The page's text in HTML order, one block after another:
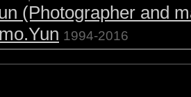
(Photographer and
1994-2016